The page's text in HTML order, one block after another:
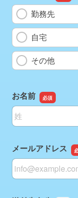
勤務先
自宅
その他
お名前
名前の姓
メールアドレス
メールアドレス